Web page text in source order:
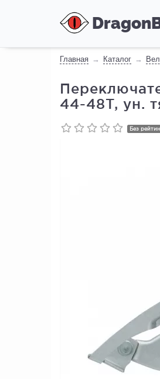
Главная Каталог
44-48T, ун.
Без